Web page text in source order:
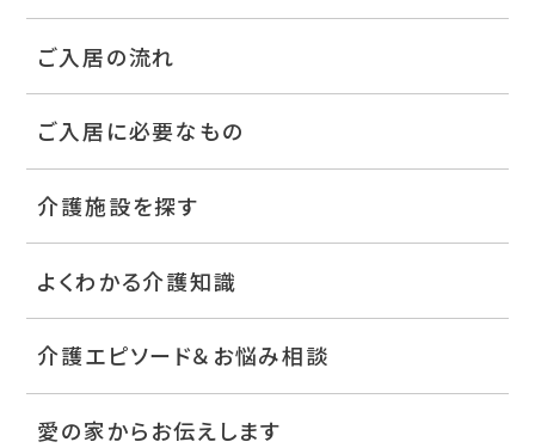
ご入居の流れ
ご入居に必要なもの
介護施設を探す
よくわかる介護知識
介護エピソード＆お悩み相談
愛の家からお伝えします